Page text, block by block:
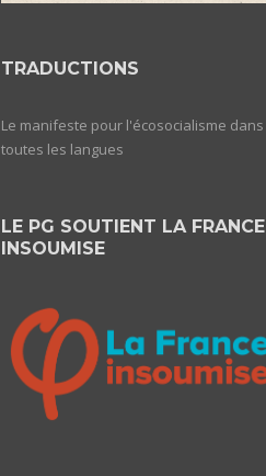
TRADUCTIONS
Le manifeste pour l'écosocialisme dans
toutes les langues
LE PG SOUTIENT LA FRANCE
INSOUMISE